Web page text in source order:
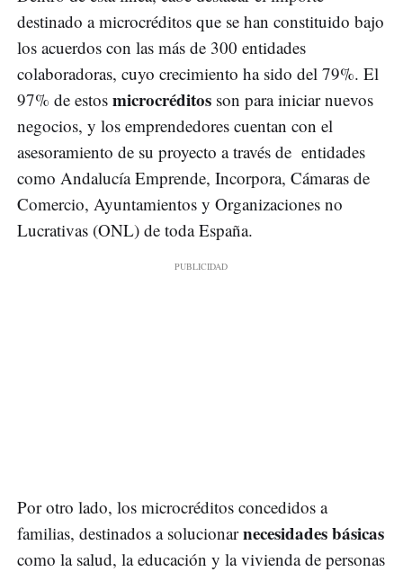
destinado a microcréditos que se han constituido bajo
los acuerdos con las más de 300 entidades
colaboradoras, cuyo crecimiento ha sido del 79%. El
97% de estos microcréditos son para iniciar nuevos
negocios, y los emprendedores cuentan con el
asesoramiento de su proyecto a través de entidades
como Andalucía Emprende, Incorpora, Cámaras de
Comercio, Ayuntamientos y Organizaciones no
Lucrativas (ONL) de toda España.
Por otro lado, los microcréditos concedidos a
familias, destinados a solucionarnecesidades básicas
como la salud, la educación y la vivienda de personas